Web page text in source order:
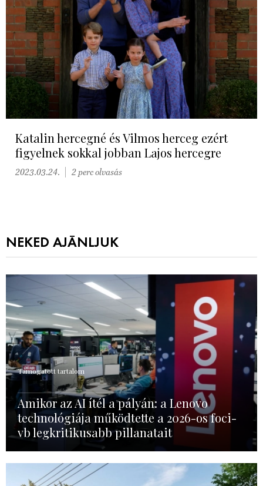
Katalin hercegné és Vilmos herceg ezért
figyelnek sokkal jobban Lajos hercegre
2023.03.24. 2 perc olvasás
NEKED AJÁNLJUK
Támogatott tartalom
Amikor az AI ítél a pályán: a Lenovo
technológiája működtette a 2026-os foci-
vb legkritikusabb pillanatait